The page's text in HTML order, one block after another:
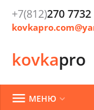
kovkapro
+7(812)270 7732
 МЕНЮ 